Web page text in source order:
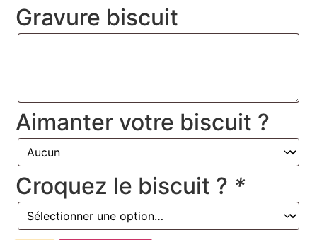
Gravure biscuit
Aimanter votre biscuit ?
Croquez le biscuit ? *